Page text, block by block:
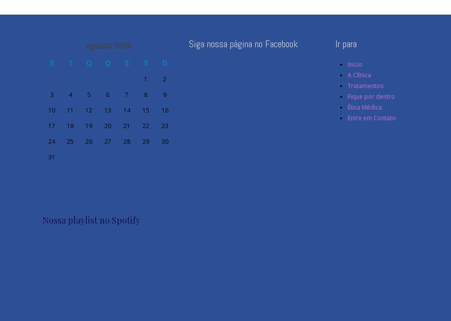
agosto 2026
S T Q Q S S D
1
2
3
4 5 6 7 8
9
10
11 12 13 14 15
16
17
18 19 20 21 22
23
24
25 26 27 28 29
30
31
Siga nossa página no Facebook Ir para
Início
A Clínica
Tratamentos
Fique por dentro
Ética Médica
Entre em Contato
Nossa playlist no Spotify